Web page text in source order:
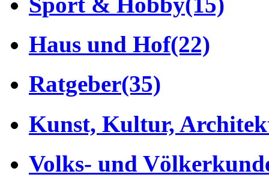
Haus und Hof(22)
Ratgeber(35)
Kunst, Kultur,
Volks- und